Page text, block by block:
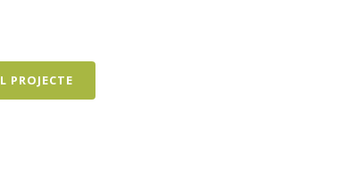
PROJECTE